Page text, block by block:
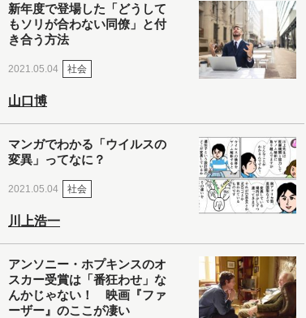
新年度で登場した「どうして
もソリが合わない同僚」と付
き合う方法
2021.05.04 社会
山口博
マンガでわかる「ウイルスの
変異」ってなに？
2021.05.04 社会
川上浩一
アンソニー・ホプキンスのオ
スカー受賞は「番狂わせ」な
んかじゃない！ 映画『ファ
ーザー』のここが凄い